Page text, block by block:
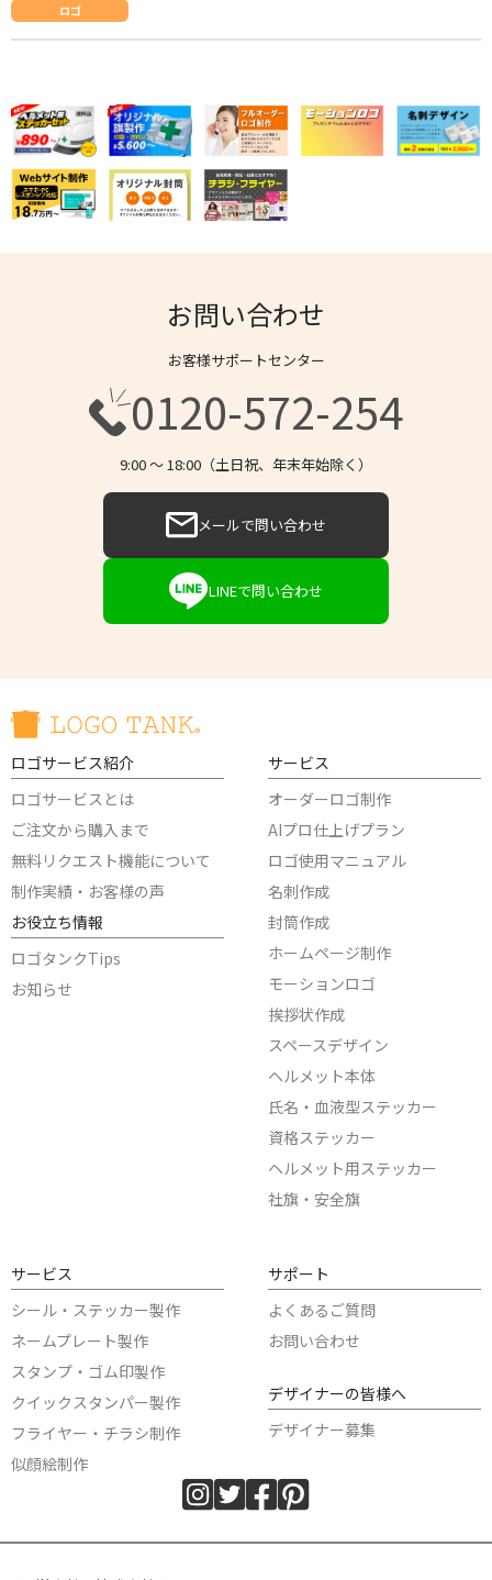
ロゴ
お問い合わせ
お客様サポートセンター
0120-572-254
9:00 〜 18:00（土日祝、年末年始除く）
メールで問い合わせ
LINEで問い合わせ
ロゴサービス紹介
ロゴサービスとは
ご注文から購入まで
無料リクエスト機能について
制作実績・お客様の声
お役立ち情報
ロゴタンクTips
お知らせ
サービス
オーダーロゴ制作
AIプロ仕上げプラン
ロゴ使用マニュアル
名刺作成
封筒作成
ホームページ制作
モーションロゴ
挨拶状作成
スペースデザイン
ヘルメット本体
氏名・血液型ステッカー
資格ステッカー
ヘルメット用ステッカー
社旗・安全旗
サービス
シール・ステッカー製作
ネームプレート製作
スタンプ・ゴム印製作
クイックスタンパー製作
フライヤー・チラシ制作
似顔絵制作
サポート
よくあるご質問
お問い合わせ
デザイナーの皆様へ
デザイナー募集